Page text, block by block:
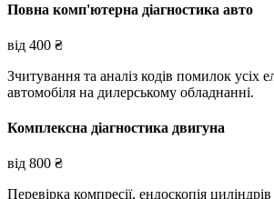
Повна комп'ютерна діагностика авто
від 400 ₴
Зчитування та аналіз кодів помилок усіх
автомобіля на дилерському обладнанні.
Комплексна діагностика двигуна
від 800 ₴
Перевірка компресії, ендоскопія